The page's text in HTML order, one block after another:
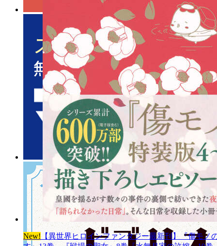
New!【異世界ヒロインファンタジー最新刊】『傷モノ